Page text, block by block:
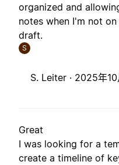
organized and
notes when I'm not
draft.
S
S. Leiter · 2025年10
Great
I was looking for a
create a timeline of